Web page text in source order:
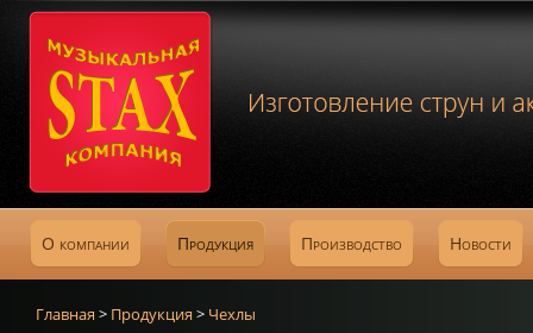
О компании Продукция Производство Новости
Главная > Продукция > Чехлы